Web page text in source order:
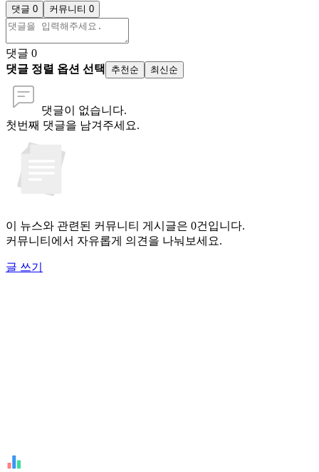
댓글 0 커뮤니티 0
댓글 0
댓글 정렬 옵션 선택
추천순 최신순
댓글이 없습니다.
첫번째 댓글을 남겨주세요.
이 뉴스와 관련된 커뮤니티 게시글은 0건입니다.
커뮤니티에서 자유롭게 의견을 나눠보세요.
글 쓰기